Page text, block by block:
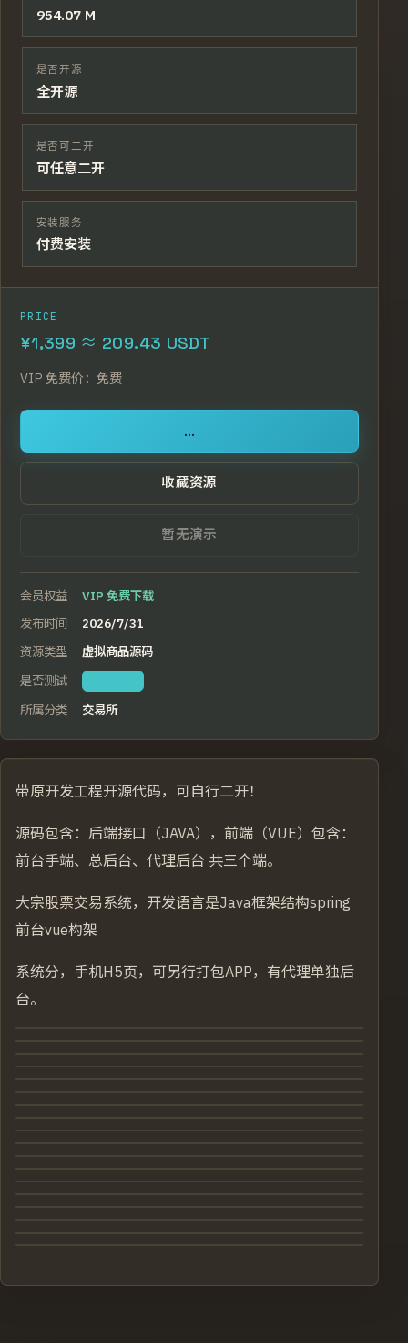
954.07 M
是否开源
全开源
是否可二开
可任意二开
安装服务
付费安装
PRICE
¥1,399 ≈ 209.43 USDT
VIP 免费价： 免费
...
收藏资源
暂无演示
会员权益
VIP 免费下载
发布时间
2026/7/31
资源类型
虚拟商品源码
是否测试
所属分类
交易所
带原开发工程开源代码，可自行二开！
源码包含：后端接口（JAVA），前端（VUE）包含：
前台手端、总后台、代理后台 共三个端。
大宗股票交易系统，开发语言是Java框架结构spring
前台vue构架
系统分，手机H5页，可另行打包APP，有代理单独后
台。